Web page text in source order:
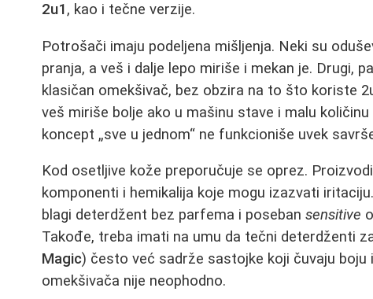
2u1, kao i tečne verzije.
Potrošači imaju podeljena mišljenja. Neki su
pranja, a veš i dalje lepo miriše i mekan je. Drugi,
klasičan omekšivač, bez obzira na to što koriste
veš miriše bolje ako u mašinu stave i malu
koncept „sve u jednom“ ne funkcioniše uvek
Kod osetljive kože preporučuje se oprez.
komponenti i hemikalija koje mogu izazvati
blagi deterdžent bez parfema i posebansensitive
Takođe, treba imati na umu da tečni deterdženti
Magic) često već sadrže sastojke koji čuvaju boju
omekšivača nije neophodno.